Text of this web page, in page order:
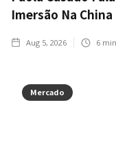
Imersão Na China
Aug 5, 2026 6
Mercado